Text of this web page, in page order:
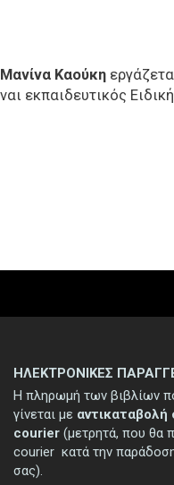
Μανίνα Καούκη
εκπαιδευτικός
ΗΛΕΚΤΡΟΝΙΚΕΣ
Η πληρωμή των βιβλίων
γίνεται με αντικαταβολή
courier (μετρητά, που θα
courier κατά την
σας).